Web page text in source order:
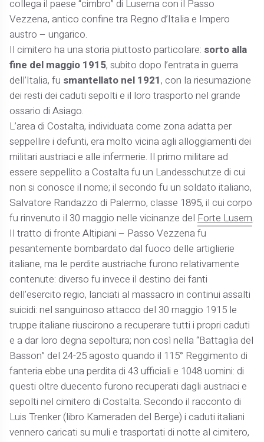
collega il paese “cimbro” di Luserna con il Passo
Vezzena, antico confine tra Regno d’Italia e Impero
austro – ungarico.
Il cimitero ha una storia piuttosto particolare: sorto alla
fine del maggio 1915, subito dopo l’entrata in guerra
dell’Italia, fu smantellato nel 1921, con la riesumazione
dei resti dei caduti sepolti e il loro trasporto nel grande
ossario di Asiago.
L’area di Costalta, individuata come zona adatta per
seppellire i defunti, era molto vicina agli alloggiamenti dei
militari austriaci e alle infermerie. Il primo militare ad
essere seppellito a Costalta fu un Landesschutze di cui
non si conosce il nome; il secondo fu un soldato italiano,
Salvatore Randazzo di Palermo, classe 1895, il cui corpo
fu rinvenuto il 30 maggio nelle vicinanze del Forte Lusern.
Il tratto di fronte Altipiani – Passo Vezzena fu
pesantemente bombardato dal fuoco delle artiglierie
italiane, ma le perdite austriache furono relativamente
contenute: diverso fu invece il destino dei fanti
dell’esercito regio, lanciati al massacro in continui assalti
suicidi: nel sanguinoso attacco del 30 maggio 1915 le
truppe italiane riuscirono a recuperare tutti i propri caduti
e a dar loro degna sepoltura; non così nella “Battaglia del
Basson” del 24-25 agosto quando il 115° Reggimento di
fanteria ebbe una perdita di 43 ufficiali e 1048 uomini: di
questi oltre duecento furono recuperati dagli austriaci e
sepolti nel cimitero di Costalta. Secondo il racconto di
Luis Trenker (libro Kameraden del Berge) i caduti italiani
vennero caricati su muli e trasportati di notte al cimitero,